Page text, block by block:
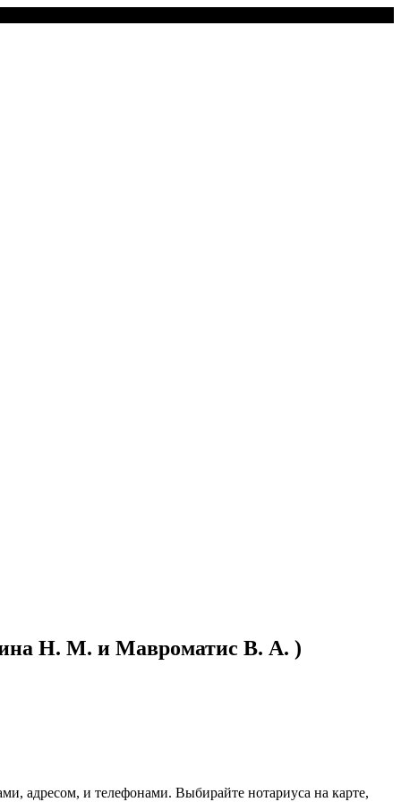
Н. М. и Мавроматис В. А. )
адресом, и телефонами. Выбирайте нотариуса на карте,